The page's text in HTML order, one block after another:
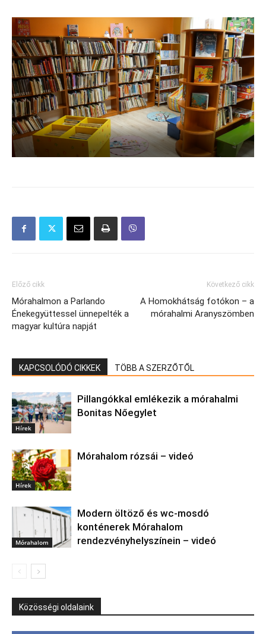
Előző cikk
Mórahalmon a Parlando
Énekegyüttessel ünnepelték a
magyar kultúra napját
Következő cikk
A Homokhátság fotókon – a
mórahalmi Aranyszömben
KAPCSOLÓDÓ CIKKEK TÖBB A SZERZŐTŐL
Hírek
Pillangókkal emlékezik a mórahalmi
Bonitas Nőegylet
Hírek
Mórahalom rózsái – videó
Mórahalom
Modern öltöző és wc-mosdó
konténerek Mórahalom
rendezvényhelyszínein – videó
Közösségi oldalaink